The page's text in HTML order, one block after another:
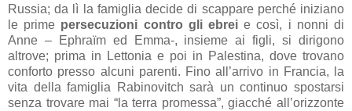
Russia; da lì la famiglia decide di scappare perché iniziano
le prime persecuzioni contro gli ebrei e così, i nonni di
Anne – Ephraïm ed Emma-, insieme ai figli, si dirigono
altrove; prima in Lettonia e poi in Palestina, dove trovano
conforto presso alcuni parenti. Fino all’arrivo in Francia, la
vita della famiglia Rabinovitch sarà un continuo spostarsi
senza trovare mai “la terra promessa”, giacché all’orizzonte